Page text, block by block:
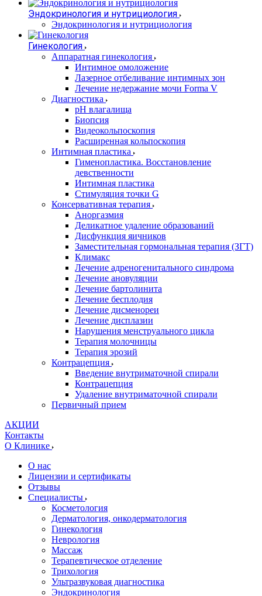
Эндокринология и нутрициология
Эндокринология и нутрициология
Гинекология
Аппаратная гинекология
Интимное омоложение
Лазерное отбеливание интимных зон
Лечение недержание мочи Forma V
Диагностика
pH влагалища
Биопсия
Видеокольпоскопия
Расширенная кольпоскопия
Интимная пластика
Гименопластика. Восстановление
девственности
Интимная пластика
Стимуляция точки G
Консервативная терапия
Аноргазмия
Деликатное удаление образований
Дисфункция яичников
Заместительная гормональная терапия (ЗГТ)
Климакс
Лечение адреногенитального синдрома
Лечение ановуляции
Лечение бартолинита
Лечение бесплодия
Лечение дисменореи
Лечение дисплазии
Нарушения менструального цикла
Терапия молочницы
Терапия эрозий
Контрацепция
Введение внутриматочной спирали
Контрацепция
Удаление внутриматочной спирали
Первичный прием
АКЦИИ
Контакты
О Клинике
О нас
Лицензии и сертификаты
Отзывы
Специалисты
Косметология
Дерматология, онкодерматология
Гинекология
Неврология
Массаж
Терапевтическое отделение
Трихология
Ультразвуковая диагностика
Эндокринология